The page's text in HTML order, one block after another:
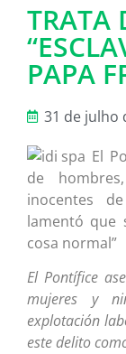
TRATA
PAPA
31 de julho
El
de
inocentes
lamentó que
cosa normal”
El Pontífice
mujeres y
explotación
este delito